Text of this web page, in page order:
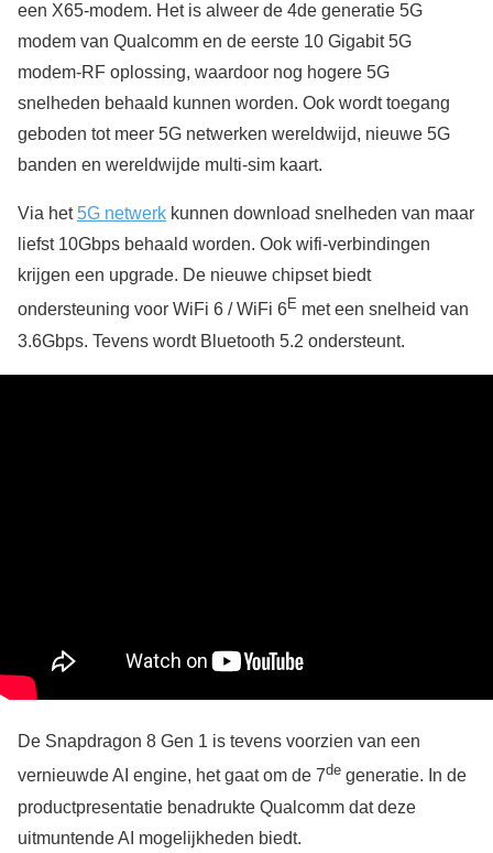
een X65-modem. Het is alweer de 4de generatie 5G
modem van Qualcomm en de eerste 10 Gigabit 5G
modem-RF oplossing, waardoor nog hogere 5G
snelheden behaald kunnen worden. Ook wordt toegang
geboden tot meer 5G netwerken wereldwijd, nieuwe 5G
banden en wereldwijde multi-sim kaart.
Via het 5G netwerk kunnen download snelheden van maar
liefst 10Gbps behaald worden. Ook wifi-verbindingen
krijgen een upgrade. De nieuwe chipset biedt
ondersteuning voor WiFi 6 / WiFi 6E met een snelheid van
3.6Gbps. Tevens wordt Bluetooth 5.2 ondersteunt.
De Snapdragon 8 Gen 1 is tevens voorzien van een
vernieuwde AI engine, het gaat om de 7de generatie. In de
productpresentatie benadrukte Qualcomm dat deze
uitmuntende AI mogelijkheden biedt.